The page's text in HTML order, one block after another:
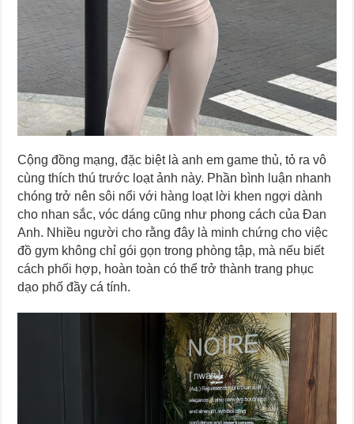
Cộng đồng mạng, đặc biệt là anh em game thủ, tỏ ra vô
cùng thích thú trước loạt ảnh này. Phần bình luận nhanh
chóng trở nên sôi nổi với hàng loạt lời khen ngợi dành
cho nhan sắc, vóc dáng cũng như phong cách của Đan
Anh. Nhiều người cho rằng đây là minh chứng cho việc
đồ gym không chỉ gói gọn trong phòng tập, mà nếu biết
cách phối hợp, hoàn toàn có thể trở thành trang phục
dạo phố đầy cá tính.